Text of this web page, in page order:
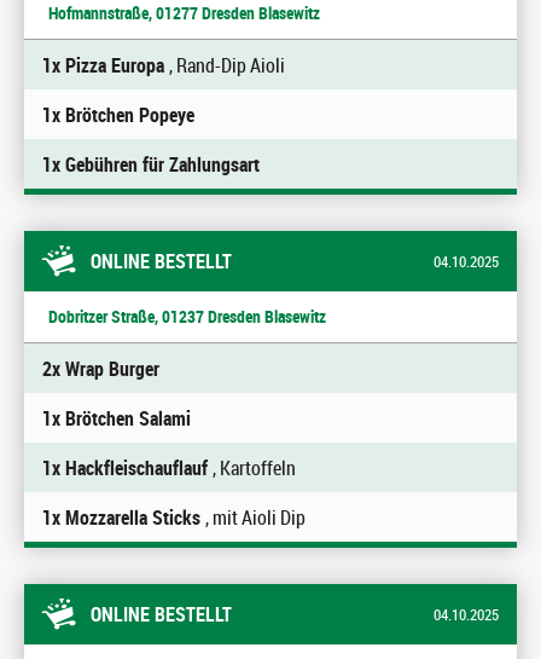
Hofmannstraße, 01277 Dresden Blasewitz
1x Pizza Europa, Rand-Dip Aioli
1x Brötchen Popeye
1x Gebühren für Zahlungsart
ONLINE BESTELLT 04.10.2025
Dobritzer Straße, 01237 Dresden Blasewitz
2x Wrap Burger
1x Brötchen Salami
1x Hackfleischauflauf, Kartoffeln
1x Mozzarella Sticks, mit Aioli Dip
ONLINE BESTELLT 04.10.2025